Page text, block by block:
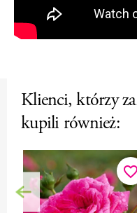
Klienci, którzy
kupili również:
favorite_border
Poprzedni